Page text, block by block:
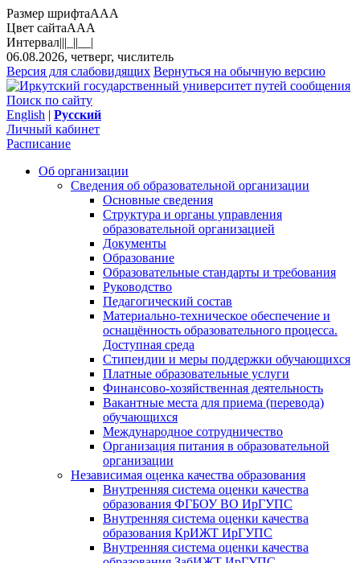
Размер шрифтаAAA
Цвет сайтаAAA
Интервал|||_||__|
06.08.2026, четверг, числитель
Версия для слабовидящих Вернуться на обычную версию
Поиск по сайту
English | Русский
Личный кабинет
Расписание
Об организации
Сведения об образовательной организации
Основные сведения
Структура и органы управления
образовательной организацией
Документы
Образование
Образовательные стандарты и требования
Руководство
Педагогический состав
Материально-техническое обеспечение и
оснащённость образовательного процесса.
Доступная среда
Стипендии и меры поддержки обучающихся
Платные образовательные услуги
Финансово-хозяйственная деятельность
Вакантные места для приема (перевода)
обучающихся
Международное сотрудничество
Организация питания в образовательной
организации
Независимая оценка качества образования
Внутренняя система оценки качества
образования ФГБОУ ВО ИрГУПС
Внутренняя система оценки качества
образования КрИЖТ ИрГУПС
Внутренняя система оценки качества